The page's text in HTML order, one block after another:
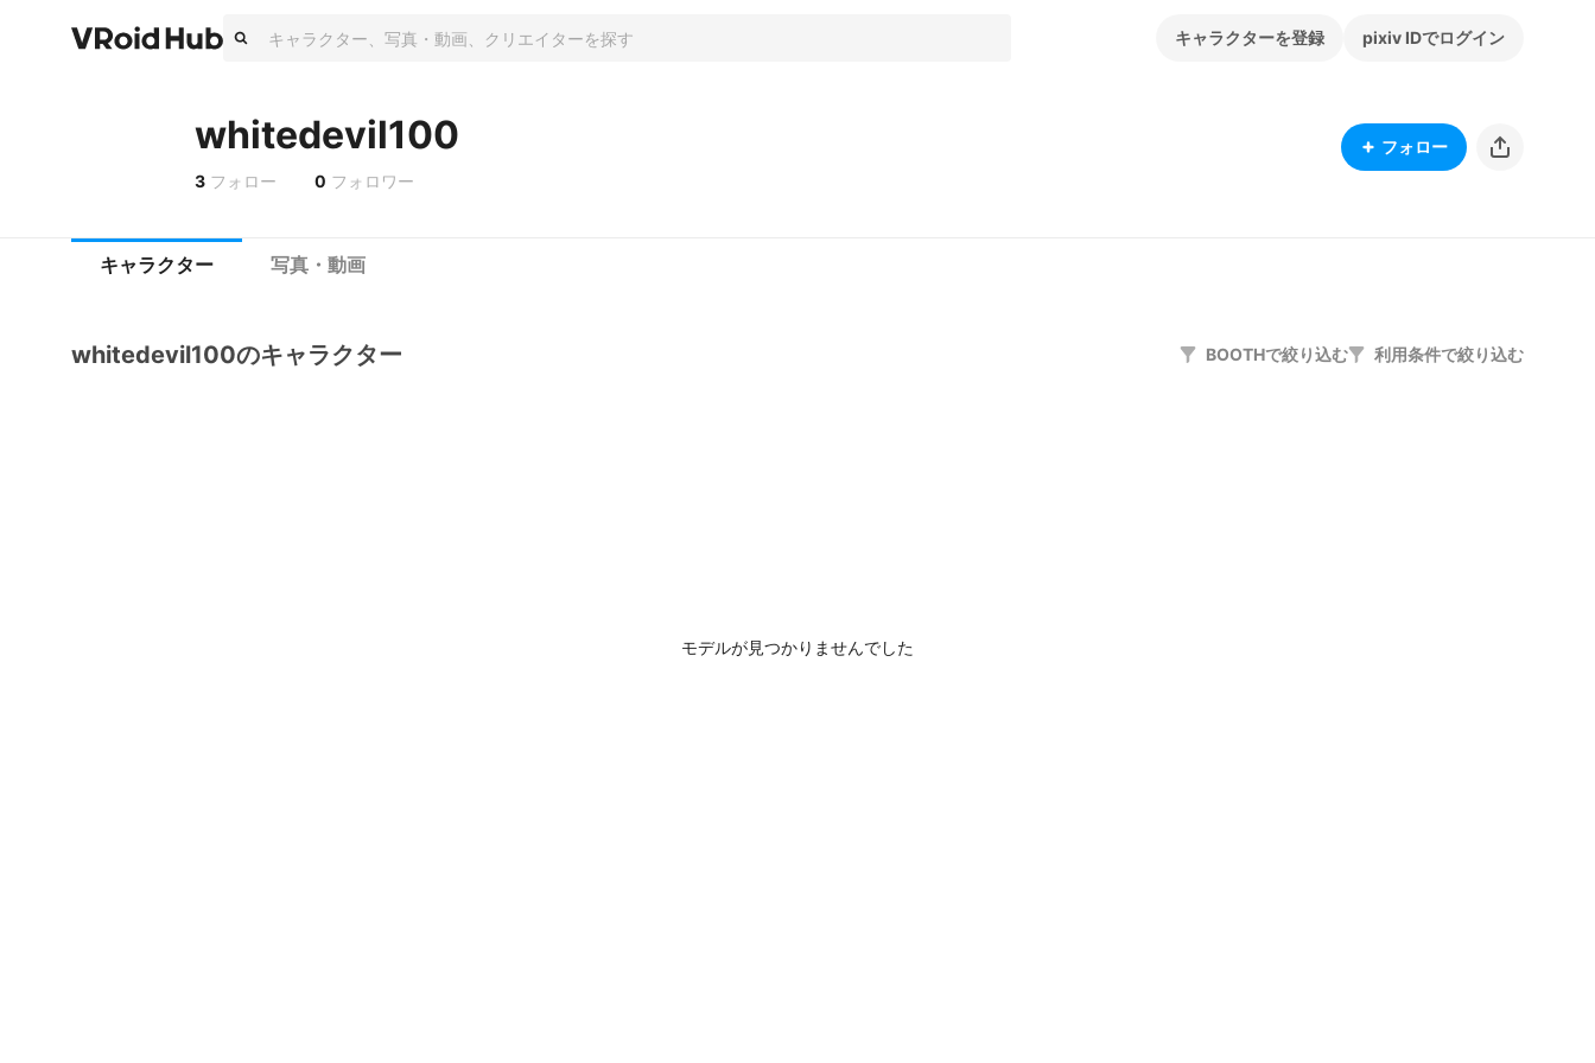
キャラクターを登録 pixiv IDでログイン
whitedevil100
3 フォロー 0 フォロワー
フォロー
キャラクター 写真・動画
whitedevil100のキャラクター BOOTHで絞り込む 利用条件で絞り込む
モデルが見つかりませんでした